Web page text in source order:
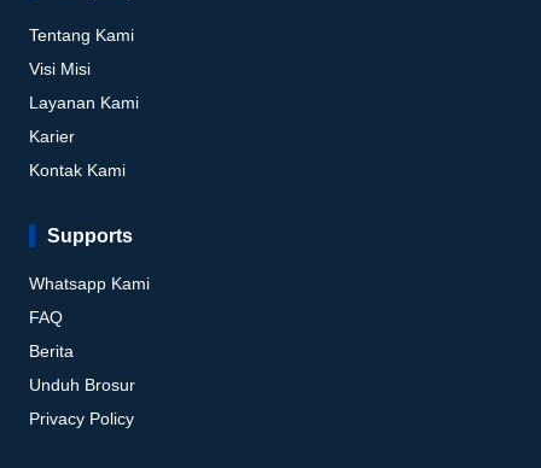
Tentang Kami
Visi Misi
Layanan Kami
Karier
Kontak Kami
Supports
Whatsapp Kami
FAQ
Berita
Unduh Brosur
Privacy Policy